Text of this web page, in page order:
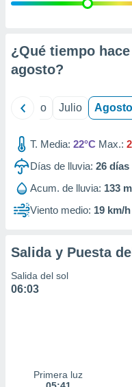
e
mediante
de
1199
¿Qué tiempo
agosto?
Junio Julio Agosto
T. Media: 22°C Max.:
Días de lluvia: 26 días
Acum. de lluvia: 133
Viento medio: 19 km/h
Salida y Puesta
Salida del sol
06:03
Primera luz